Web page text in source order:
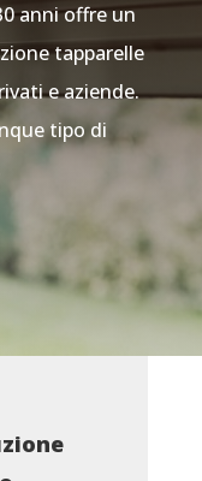
anni offre un
tapparelle
e aziende.
tipo di